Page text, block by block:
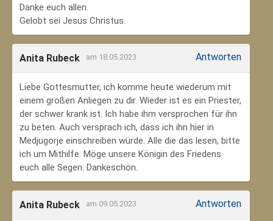
Danke euch allen.
Gelobt sei Jesus Christus.
Anita Rubeck am 18.05.2023 Antworten
Liebe Gottesmutter, ich komme heute wiederum mit
einem großen Anliegen zu dir. Wieder ist es ein Priester,
der schwer krank ist. Ich habe ihm versprochen für ihn
zu beten. Auch versprach ich, dass ich ihn hier in
Medjugorje einschreiben würde. Alle die das lesen, bitte
ich um Mithilfe. Möge unsere Königin des Friedens
euch alle Segen. Dankeschön.
Anita Rubeck am 09.05.2023 Antworten